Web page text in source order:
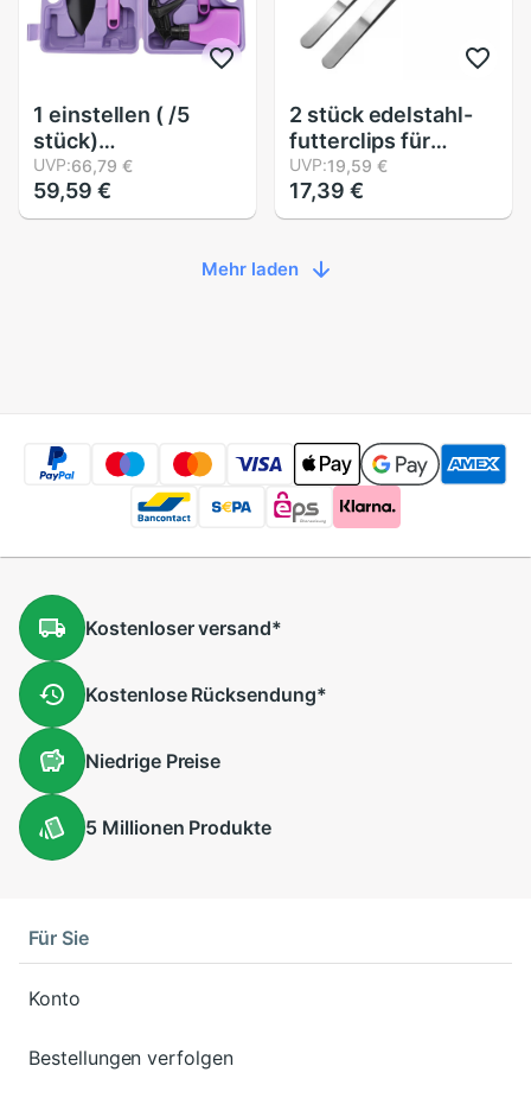
1 einstellen ( /5
stück)
pflanzwerkzeug
zum anpflanzen,
umpflanzen,
UVP:66,79 €
59,59 €
2 stück edelstahl-
futterclips für
reptilienfutter
(silber)
UVP:19,59 €
17,39 €
Mehr laden
Kostenloserversand*
KostenloseRücksendung*
NiedrigePreise
5 Millionen Produkte
Für Sie
Konto
Bestellungen verfolgen